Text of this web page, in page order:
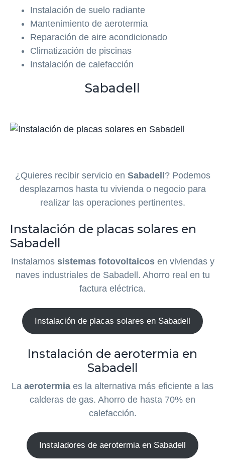
Instalación de suelo radiante
Mantenimiento de aerotermia
Reparación de aire acondicionado
Climatización de piscinas
Instalación de calefacción
Sabadell
¿Quieres recibir servicio en Sabadell ? Podemos
desplazarnos hasta tu vivienda o negocio para
realizar las operaciones pertinentes.
Instalación de placas solares en
Sabadell
Instalamos sistemas fotovoltaicosen viviendas y
naves industriales de Sabadell. Ahorro real en tu
factura eléctrica.
Instalación de placas solares en Sabadell
Instalación de aerotermia en
Sabadell
La aerotermia es la alternativa más eficiente a las
calderas de gas. Ahorro de hasta 70% en
calefacción.
Instaladores de aerotermia en Sabadell